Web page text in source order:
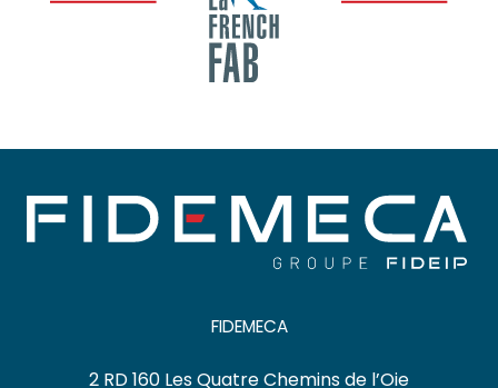
FIDEMECA
2 RD 160 Les Quatre Chemins de l’Oie